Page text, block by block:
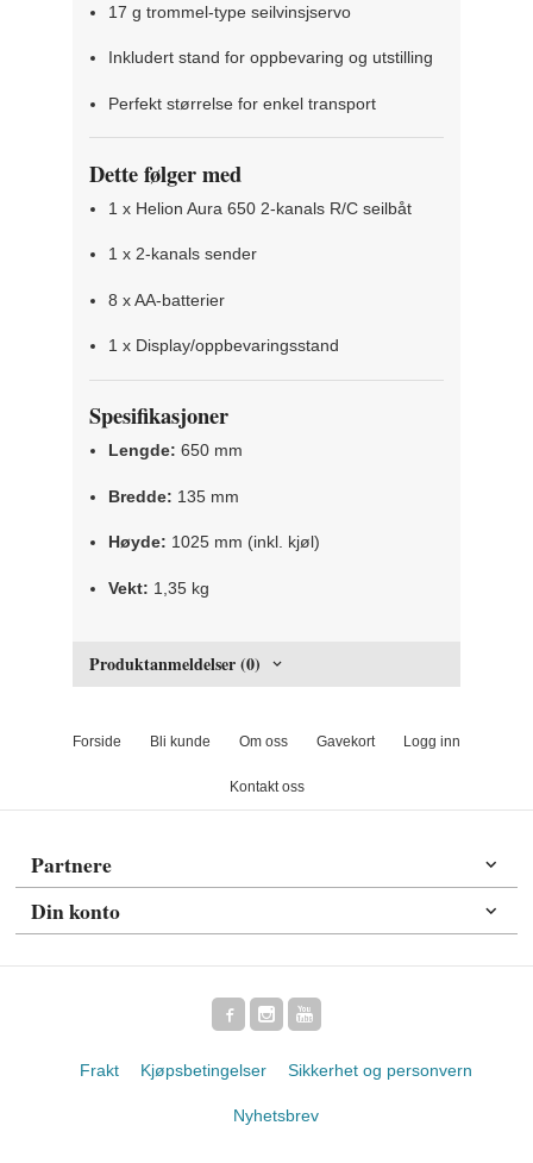
17 g trommel-type seilvinsjservo
Inkludert stand for oppbevaring og utstilling
Perfekt størrelse for enkel transport
Dette følger med
1 x Helion Aura 650 2-kanals R/C seilbåt
1 x 2-kanals sender
8 x AA-batterier
1 x Display/oppbevaringsstand
Spesifikasjoner
Lengde: 650 mm
Bredde: 135 mm
Høyde: 1025 mm (inkl. kjøl)
Vekt: 1,35 kg
Produktanmeldelser (0)
Forside Bli kunde Om oss Gavekort Logg inn
Kontakt oss
Partnere
Din konto
Frakt Kjøpsbetingelser Sikkerhet og personvern
Nyhetsbrev